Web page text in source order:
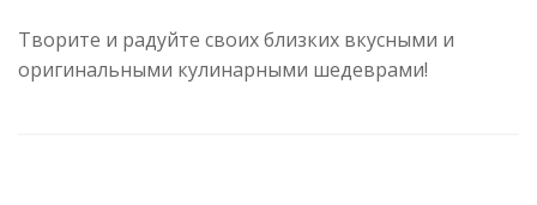
Творите и радуйте своих близких вкусными и
оригинальными кулинарными шедеврами!